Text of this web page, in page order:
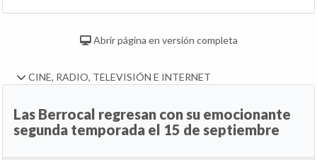
Abrir página en versión completa
CINE, RADIO, TELEVISIÓN E INTERNET
Las Berrocal regresan con su emocionante
segunda temporada el 15 de septiembre